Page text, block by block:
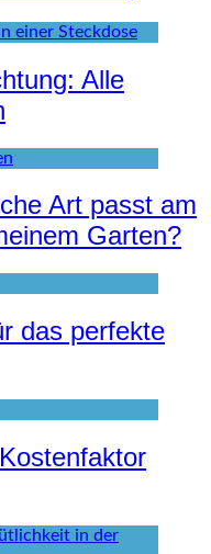
Alle
Art passt am
Garten?
das perfekte